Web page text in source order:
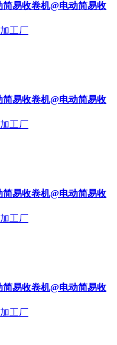
易收卷机@电动简易收
工厂
易收卷机@电动简易收
工厂
易收卷机@电动简易收
工厂
易收卷机@电动简易收
工厂